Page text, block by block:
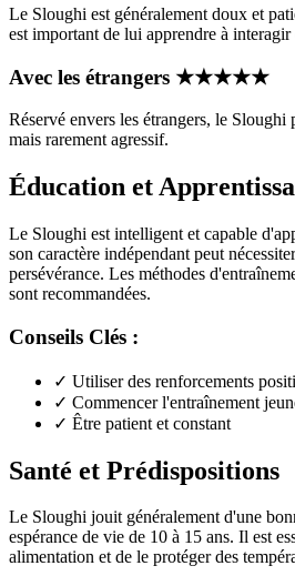
Le Sloughi est généralement doux et
est important de lui apprendre à interagir
Avec les étrangers ★★★★★
Réservé envers les étrangers, le Sloughi
mais rarement agressif.
Éducation et
Le Sloughi est intelligent et capable
son caractère indépendant peut
persévérance. Les méthodes
sont recommandées.
Conseils Clés :
✓ Utiliser des renforcements
✓ Commencer l'entraînement
✓ Être patient et constant
Santé et Prédispositions
Le Sloughi jouit généralement d'une
espérance de vie de 10 à 15 ans. Il est
alimentation et de le protéger des